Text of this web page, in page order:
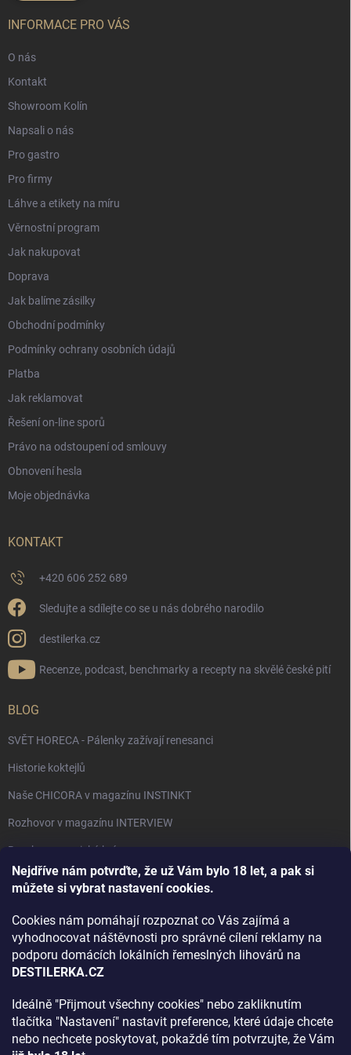
Nejdříve nám potvrďte, že už Vám bylo 18 let, a pak si
můžete si vybrat nastavení cookies.
Cookies nám pomáhají rozpoznat co Vás zajímá a
vyhodnocovat náštěvnosti pro správné cílení reklamy na
podporu domácích lokálních řemeslných lihovárů na
DESTILERKA.CZ
Ideálně "Přijmout všechny cookies" nebo zakliknutím
tlačítka "Nastavení" nastavit preference, které údaje chcete
nebo nechcete poskytovat, pokaždé tím potvrzujte, že Vám
INFORMACE PRO VÁS
O nás
Kontakt
Showroom Kolín
Napsali o nás
Pro gastro
Pro firmy
Láhve a etikety na míru
Věrnostní program
Jak nakupovat
Doprava
Jak balíme zásilky
Obchodní podmínky
Podmínky ochrany osobních údajů
Platba
Jak reklamovat
Řešení on-line sporů
Právo na odstoupení od smlouvy
Obnovení hesla
Moje objednávka
KONTAKT
+420 606 252 689
Sledujte a sdílejte co se u nás dobrého narodilo
destilerka.cz
Recenze, podcast, benchmarky a recepty na skvělé české pití
BLOG
SVĚT HORECA - Pálenky zažívají renesanci
Historie koktejlů
Naše CHICORA v magazínu INSTINKT
Rozhovor v magazínu INTERVIEW
Bourbon, americká krása.
Napsali v TÝDNU o naší práci
Rozhovor s DESTILERKA.CZ v magazínu DRINKING-CAT
Jak vybrat dárek na Vánoce
Archiv